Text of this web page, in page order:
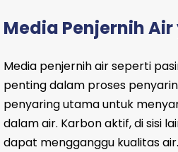
Media Penjernih
Media penjernih air seperti
penting dalam proses
penyaring utama untuk
dalam air. Karbon aktif, di sisi
dapat mengganggu kualitas